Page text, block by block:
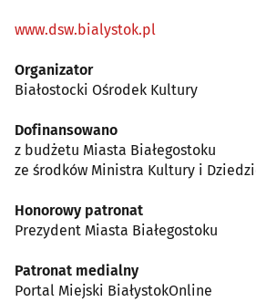
www.dsw.bialystok.pl
Organizator
Białostocki Ośrodek Kultury
Dofinansowano
z budżetu Miasta Białegostoku
ze środków Ministra Kultury i
Honorowy patronat
Prezydent Miasta Białegostoku
Patronat medialny
Portal Miejski BiałystokOnline